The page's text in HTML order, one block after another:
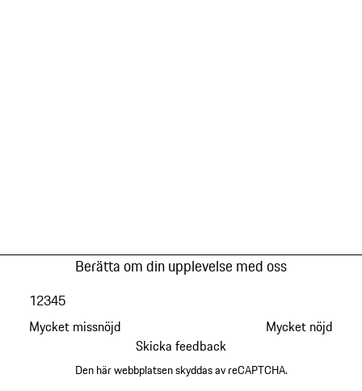
Berätta om din upplevelse med oss
Mycket missnöjd
12345
Mycket nöjd
Skicka feedback
Den här webbplatsen skyddas av reCAPTCHA.